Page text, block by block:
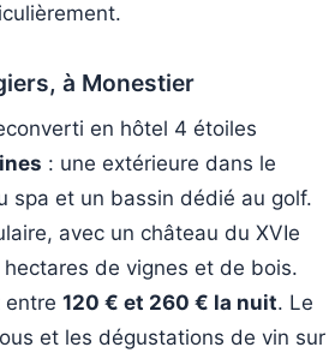
à Monestier
en hôtel 4 étoiles
: une extérieure dans le
spa et un bassin dédié au golf.
avec un château du XVIe
de vignes et de bois.
entre 120 € et 260 € la nuit. Le
et les dégustations de vin sur